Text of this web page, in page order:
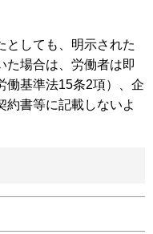
としても、明示された
た場合は、労働者は即
働基準法15条2項）、企
約書等に記載しないよ